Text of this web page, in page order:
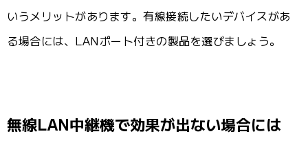
いうメリットがあります。有線接続したいデバイスがあ
る場合には、LANポート付きの製品を選びましょう。
無線LAN中継機で効果が出ない場合には